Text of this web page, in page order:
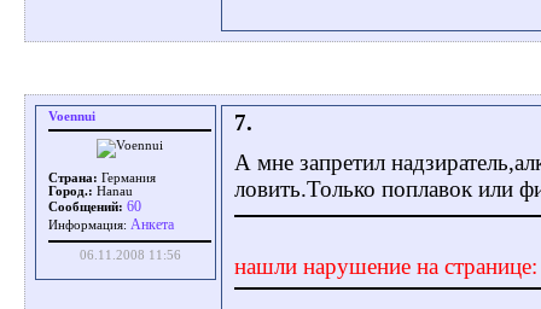
Voennui
Страна: Германия
Город.: Hanau
Сообщений: 60
Информация: Aнкета
06.11.2008 11:56
7.
А мне запретил
ловить.Только поплавок или
нашли нарушение на